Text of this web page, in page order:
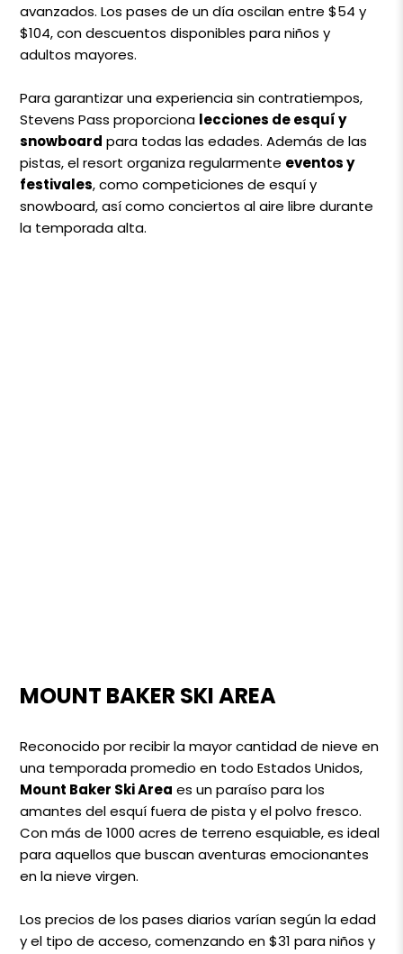
avanzados. Los pases de un día oscilan entre $54 y
$104, con descuentos disponibles para niños y
adultos mayores.
Para garantizar una experiencia sin contratiempos,
Stevens Pass proporciona lecciones de esquí y
snowboard para todas las edades. Además de las
pistas, el resort organiza regularmente eventos y
festivales, como competiciones de esquí y
snowboard, así como conciertos al aire libre durante
la temporada alta.
MOUNT BAKER SKI AREA
Reconocido por recibir la mayor cantidad de nieve en
una temporada promedio en todo Estados Unidos,
Mount Baker Ski Area es un paraíso para los
amantes del esquí fuera de pista y el polvo fresco.
Con más de 1000 acres de terreno esquiable, es ideal
para aquellos que buscan aventuras emocionantes
en la nieve virgen.
Los precios de los pases diarios varían según la edad
y el tipo de acceso, comenzando en $31 para niños y